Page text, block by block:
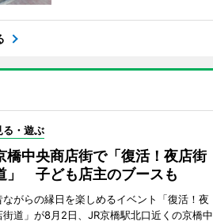
る・遊ぶ
橋中央商店街で「復活！夜店街
」 子ども店主のブースも
ながらの縁日を楽しめるイベント「復活！夜
街道」が8月2日、JR京橋駅北口近くの京橋中